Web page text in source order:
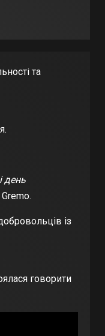
та
день
із
говорити